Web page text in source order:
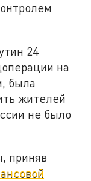
24
на
была
жителей
не было
приняв